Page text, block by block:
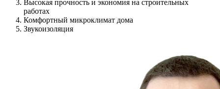
Высокая прочность и экономия на строительных
работах
Комфортный микроклимат дома
Звукоизоляция